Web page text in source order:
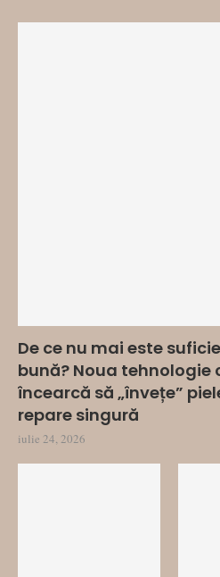
De ce nu mai este
bună? Noua tehnologie
încearcă să „învețe”
repare singură
iulie 24, 2026